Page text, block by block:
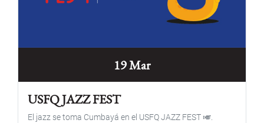
19 Mar
USFQ JAZZ FEST
El jazz se toma Cumbayá en el USFQ JAZZ FEST 🎺.